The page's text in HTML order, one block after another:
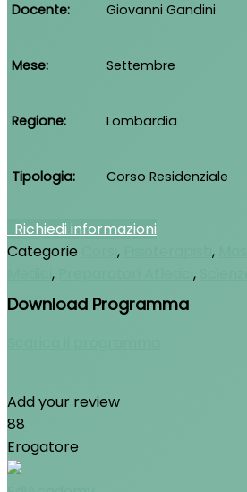
Docente Giovanni Gandini
Mese Settembre
Regione Lombardia
Tipologia Corso Residenziale
Richiedi informazioni
Categorie
, ,
, ,
Download Programma
Add your review
88
Erogatore